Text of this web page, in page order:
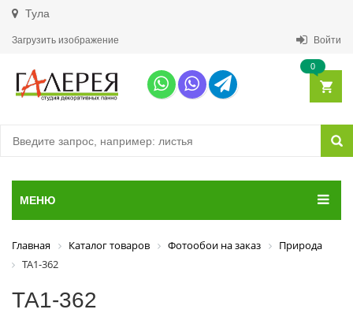
Тула
Загрузить изображение Войти
0
МЕНЮ
Главная Каталог товаров Фотообои на заказ
Природа
ТА1-362
ТА1-362